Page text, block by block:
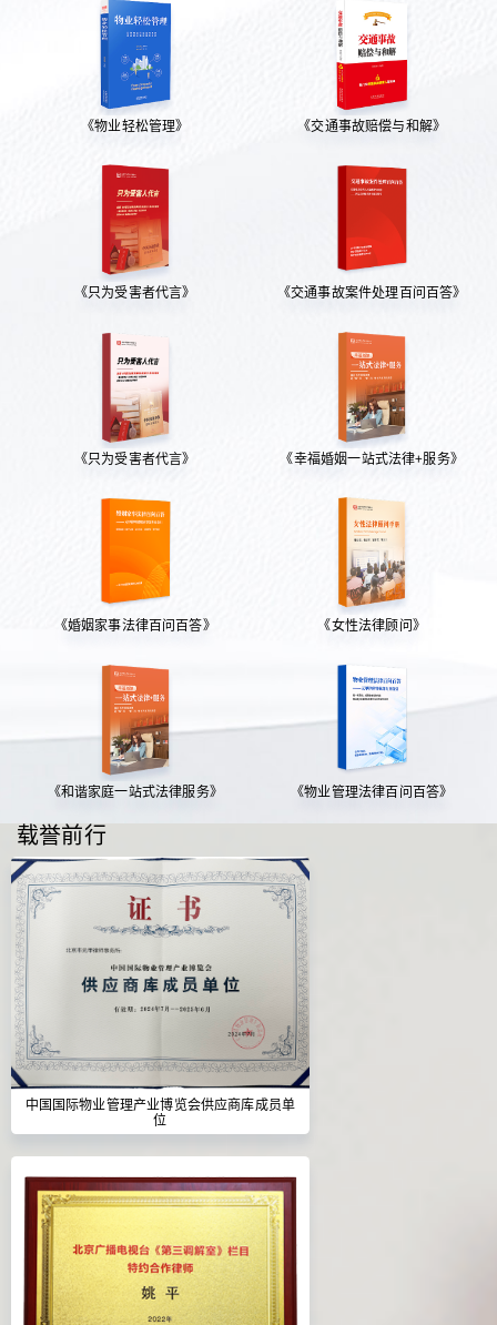
《物业轻松管理》 《交通事故赔偿与和解》
《只为受害者代言》 《交通事故案件处理百问百答》
《只为受害者代言》 《幸福婚姻一站式法律+服务》
《婚姻家事法律百问百答》 《女性法律顾问》
《和谐家庭一站式法律服务》 《物业管理法律百问百答》
载誉前行
中国国际物业管理产业博览会供应商库成员单
位